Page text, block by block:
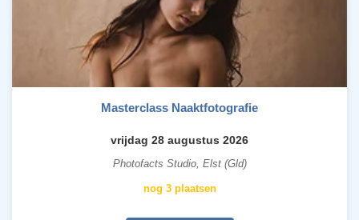
Masterclass Naaktfotografie
vrijdag 28 augustus 2026
Photofacts Studio, Elst (Gld)
nog 3 plaatsen